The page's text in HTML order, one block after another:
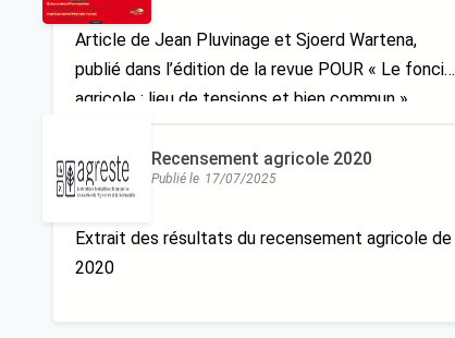
Article de Jean Pluvinage et Sjoerd Wartena,
publié dans l’édition de la revue POUR « Le foncier
agricole : lieu de tensions et bien commun »
réflexions sur le foncier agricole
Recensement agricole 2020
Publié le 17/07/2025
Extrait des résultats du recensement agricole de
2020